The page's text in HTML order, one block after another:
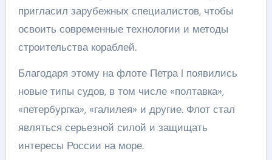
пригласил зарубежных специалистов, чтобы
освоить современные технологии и методы
строительства кораблей.
Благодаря этому на флоте Петра I появились
новые типы судов, в том числе «полтавка»,
«петербургка», «галилея» и другие. Флот стал
являться серьезной силой и защищать
интересы России на море.